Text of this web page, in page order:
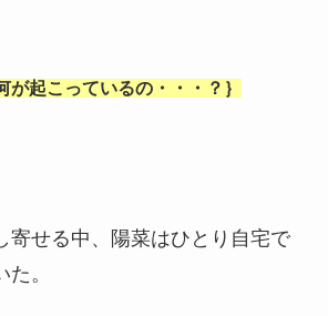
が起こっているの・・・？｝
寄せる中、陽菜はひとり自宅で
。